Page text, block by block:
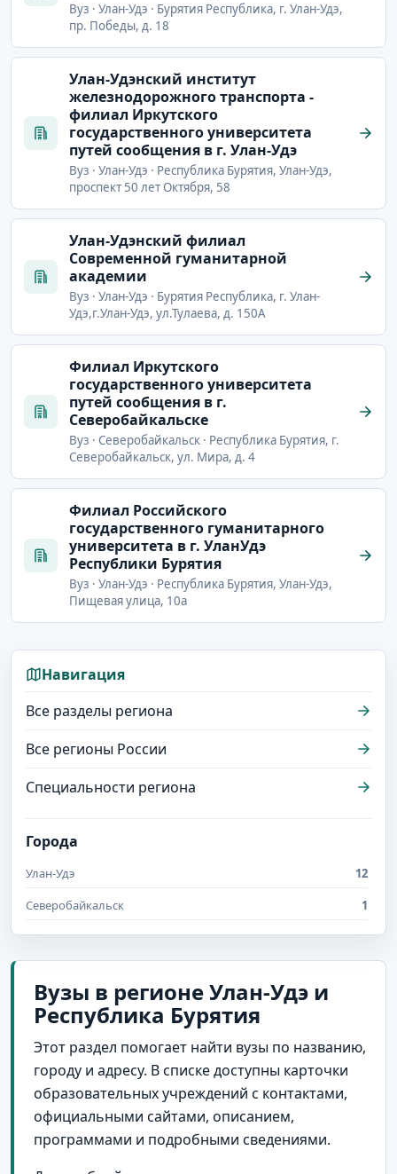
Вуз · Улан-Удэ · Бурятия Республика, г. Улан-Удэ,
пр. Победы, д. 18
Улан-Удэнский институт
железнодорожного транспорта -
филиал Иркутского
государственного университета
путей сообщения в г. Улан-Удэ
Вуз · Улан-Удэ · Республика Бурятия, Улан-Удэ,
проспект 50 лет Октября, 58
Улан-Удэнский филиал
Современной гуманитарной
академии
Вуз · Улан-Удэ · Бурятия Республика, г. Улан-
Удэ,г.Улан-Удэ, ул.Тулаева, д. 150А
Филиал Иркутского
государственного университета
путей сообщения в г.
Северобайкальске
Вуз · Северобайкальск · Республика Бурятия, г.
Северобайкальск, ул. Мира, д. 4
Филиал Российского
государственного гуманитарного
университета в г. УланУдэ
Республики Бурятия
Вуз · Улан-Удэ · Республика Бурятия, Улан-Удэ,
Пищевая улица, 10а
Навигация
Все разделы региона
Все регионы России
Специальности региона
Города
Улан-Удэ
12
Северобайкальск
1
Вузы в регионе Улан-Удэ и
Республика Бурятия
Этот раздел помогает найти вузы по названию,
городу и адресу. В списке доступны карточки
образовательных учреждений с контактами,
официальными сайтами, описанием,
программами и подробными сведениями.